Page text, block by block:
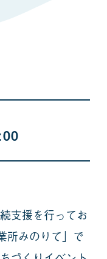
支援を行ってお
所みのりて」で